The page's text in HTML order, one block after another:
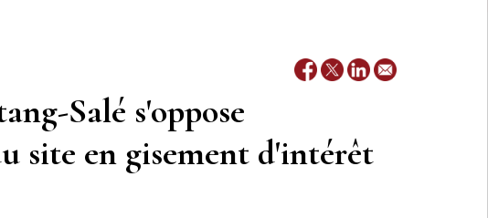
Salé s'oppose
site en gisement d'intérêt